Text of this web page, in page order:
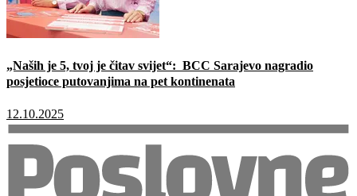
„Naših je 5, tvoj je čitav svijet“: BCC Sarajevo nagradio
posjetioce putovanjima na pet kontinenata
12.10.2025